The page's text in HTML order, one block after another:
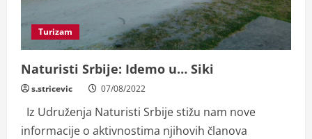
Turizam
Naturisti Srbije: Idemo u… Siki
s.stricevic 07/08/2022
Iz Udruženja Naturisti Srbije stižu nam nove
informacije o aktivnostima njihovih članova